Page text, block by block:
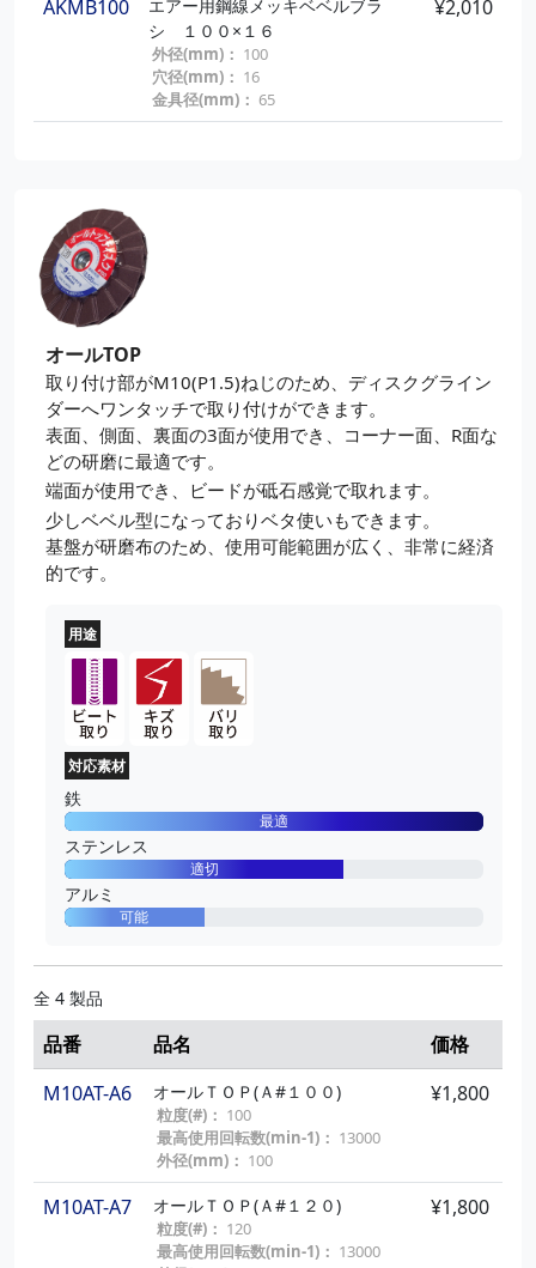
AKMB100
エアー用鋼線メッキベベルブラ
シ １００×１６
外径(mm)： 100
穴径(mm)： 16
金具径(mm)： 65
¥2,010
オールTOP
取り付け部がM10(P1.5)ねじのため、ディスクグライン
ダーへワンタッチで取り付けができます。
表面、側面、裏面の3面が使用でき、コーナー面、R面な
どの研磨に最適です。
端面が使用でき、ビードが砥石感覚で取れます。
少しベベル型になっておりベタ使いもできます。
基盤が研磨布のため、使用可能範囲が広く、非常に経済
的です。
用途
対応素材
鉄
最適
ステンレス
適切
アルミ
可能
全 4 製品
品番 品名
価格
M10AT-A6
オールＴＯＰ(Ａ#１００)
粒度(#)： 100
最高使用回転数(min-1)： 13000
外径(mm)： 100
¥1,800
M10AT-A7 オールＴＯＰ(Ａ#１２０)
粒度(#)： 120
最高使用回転数(min-1)： 13000
¥1,800